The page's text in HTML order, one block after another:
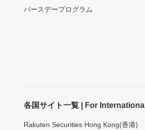
バースデープログラム
各国サイト一覧 | For International
Rakuten Securities Hong Kong(香港)